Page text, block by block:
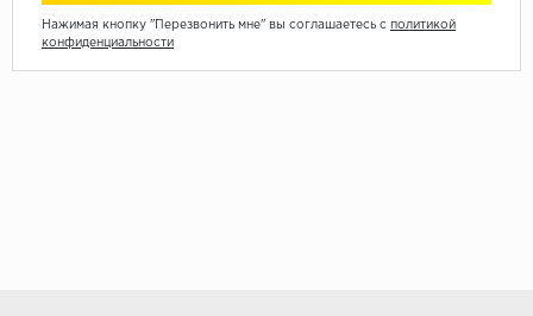
Нажимая кнопку "Перезвонить мне" вы соглашаетесь с политикой
конфиденциальности